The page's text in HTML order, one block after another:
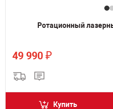
Ротационный
49 990 ₽
Купить